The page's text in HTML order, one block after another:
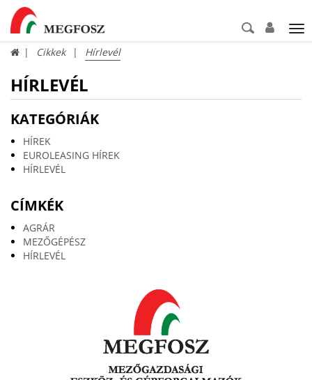
Cikkek Hírlevél
HÍRLEVÉL
KATEGÓRIÁK
HÍREK
EUROLEASING HÍREK
HÍRLEVÉL
CÍMKÉK
AGRÁR
MEZŐGÉPÉSZ
HÍRLEVÉL